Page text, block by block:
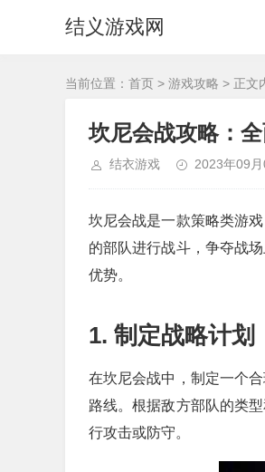
结义游戏网
当前位置： 首页 > 游戏攻略 > 正文
坎尼会战攻略：
结衣游戏 2023年09
坎尼会战是一款策略类游
的部队进行战斗，争夺战
优势。
1. 制定战略计划
在坎尼会战中，制定一个
路线。根据敌方部队的类
行攻击或防守。